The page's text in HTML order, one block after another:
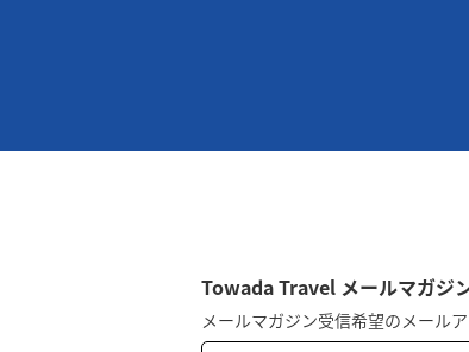
Towada Travel メールマガジ
メールマガジン受信希望のメール